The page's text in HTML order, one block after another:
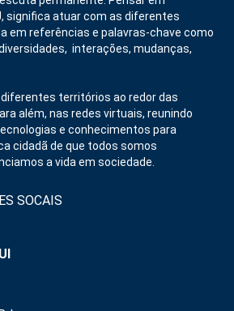
significa atuar com as diferentes
em referências e palavras-chave como
interações, mudanças,
territórios ao redor das
além, nas redes virtuais, reunindo
e conhecimentos para
cidadã de que todos somos
a vida em sociedade.
SOCAIS